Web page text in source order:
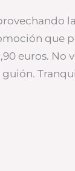
que
euros. No